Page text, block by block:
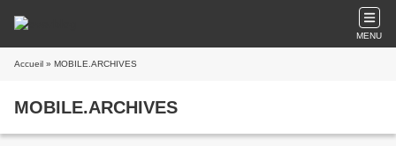
MENU
Accueil » MOBILE.ARCHIVES
MOBILE.ARCHIVES